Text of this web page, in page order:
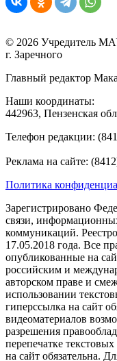
© 2026 Учредитель
г. Заречного
Главный редактор
Наши координаты:
442963, Пензенская
Телефон редакции:
Реклама на сайте:
Политика
Зарегистрировано
связи,
коммуникаций.
17.05.2018 года. Все
опубликованные на
российским и
авторском праве и
использовании
гиперссылка на сайт
видеоматериалов
разрешения
перепечатке
на сайт обязательна.